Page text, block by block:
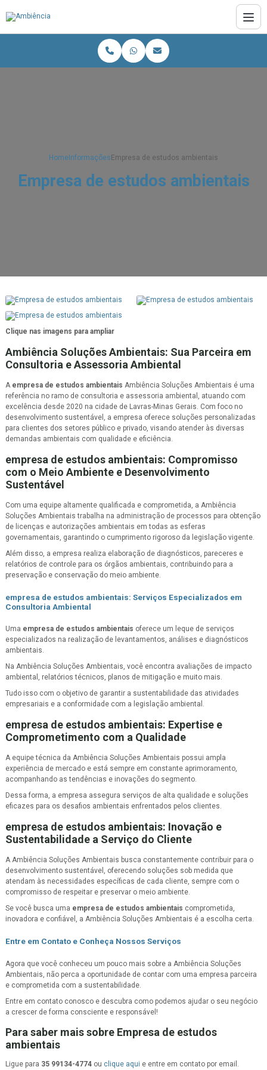
Home Informações Empresa de estudos ambientais
Empresa de estudos ambientais
Clique nas imagens para ampliar
Ambiência Soluções Ambientais: Sua Parceira em
Consultoria e Assessoria Ambiental
A empresa de estudos ambientais Ambiência Soluções Ambientais é uma
referência no ramo de consultoria e assessoria ambiental, atuando com
excelência desde 2020 na cidade de Lavras-Minas Gerais. Com foco no
desenvolvimento sustentável, a empresa oferece soluções personalizadas
para clientes dos setores público e privado, visando atender às diversas
demandas ambientais com qualidade e eficiência.
empresa de estudos ambientais: Compromisso
com o Meio Ambiente e Desenvolvimento
Sustentável
Com uma equipe altamente qualificada e comprometida, a Ambiência
Soluções Ambientais trabalha na administração de processos para obtenção
de licenças e autorizações ambientais em todas as esferas
governamentais, garantindo o cumprimento rigoroso da legislação vigente.
Além disso, a empresa realiza elaboração de diagnósticos, pareceres e
relatórios de controle para os órgãos ambientais, contribuindo para a
preservação e conservação do meio ambiente.
empresa de estudos ambientais: Serviços Especializados em
Consultoria Ambiental
Uma empresa de estudos ambientais oferece um leque de serviços
especializados na realização de levantamentos, análises e diagnósticos
ambientais.
Na Ambiência Soluções Ambientais, você encontra avaliações de impacto
ambiental, relatórios técnicos, planos de mitigação e muito mais.
Tudo isso com o objetivo de garantir a sustentabilidade das atividades
empresariais e a conformidade com a legislação ambiental.
empresa de estudos ambientais: Expertise e
Comprometimento com a Qualidade
A equipe técnica da Ambiência Soluções Ambientais possui ampla
experiência de mercado e está sempre em constante aprimoramento,
acompanhando as tendências e inovações do segmento.
Dessa forma, a empresa assegura serviços de alta qualidade e soluções
eficazes para os desafios ambientais enfrentados pelos clientes.
empresa de estudos ambientais: Inovação e
Sustentabilidade a Serviço do Cliente
A Ambiência Soluções Ambientais busca constantemente contribuir para o
desenvolvimento sustentável, oferecendo soluções sob medida que
atendam às necessidades específicas de cada cliente, sempre com o
compromisso de respeitar e preservar o meio ambiente.
Se você busca uma empresa de estudos ambientais comprometida,
inovadora e confiável, a Ambiência Soluções Ambientais é a escolha certa.
Entre em Contato e Conheça Nossos Serviços
Agora que você conheceu um pouco mais sobre a Ambiência Soluções
Ambientais, não perca a oportunidade de contar com uma empresa parceira
e comprometida com a sustentabilidade.
Entre em contato conosco e descubra como podemos ajudar o seu negócio
a crescer de forma consciente e responsável!
Para saber mais sobre Empresa de estudos
ambientais
Ligue para 35 99134-4774 ou clique aqui e entre em contato por email.